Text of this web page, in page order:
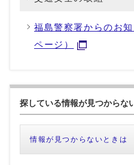
福島警察署からのお
ページ）
探している情報が見つからな
情報が見つからないときは